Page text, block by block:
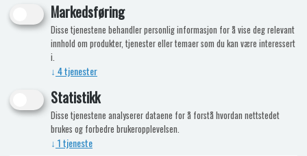
Markedsføring
Disse tjenestene behandler personlig informasjon for å vise deg relevant
innhold om produkter, tjenester eller temaer som du kan være interessert
i.
↓ 4tjenester
Statistikk
Disse tjenestene analyserer dataene for å forstå hvordan nettstedet
brukes og forbedre brukeropplevelsen.
↓ 1tjeneste